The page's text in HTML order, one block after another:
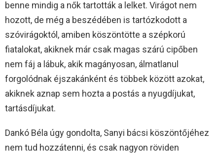
benne mindig a nők tartották a lelket. Virágot nem
hozott, de még a beszédében is tartózkodott a
szóvirágoktól, amiben köszöntötte a szépkorú
fiatalokat, akiknek már csak magas szárú cipőben
nem fáj a lábuk, akik magányosan, álmatlanul
forgolódnak éjszakánként és többek között azokat,
akiknek aznap sem hozta a postás a nyugdíjukat,
tartásdíjukat.
Dankó Béla úgy gondolta, Sanyi bácsi köszöntőjéhez
nem tud hozzátenni, és csak nagyon röviden